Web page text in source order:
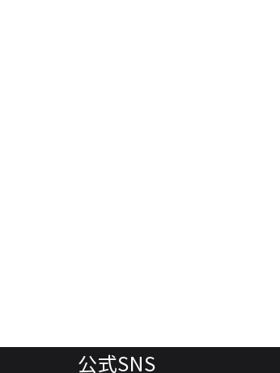
公式SNS